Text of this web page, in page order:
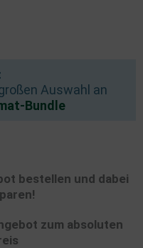
Auswahl an
Bundle
bestellen und dabei
zum absoluten